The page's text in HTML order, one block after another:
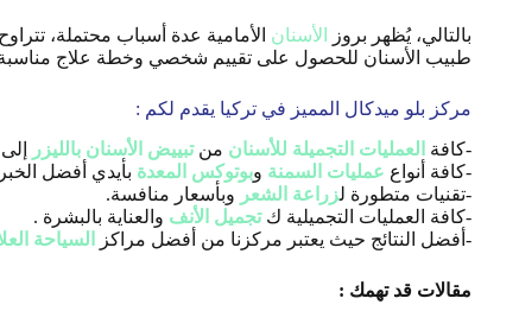
بالتالي، يُظهر بروز الأسنان الأمامية عدة أسباب محتملة،
طبيب الأسنان للحصول على تقييم شخصي وخطة علاج مناسبة.
مركز بلو ميدكال المميز في تركيا يقدم لكم :
-كافة العمليات التجميلة للأسنان منتبييض الأسنان بالليزر إلى
-كافة أنواع عمليات السمنة وبوتوكس المعدة بأيدي أفضل
-تقنيات متطورة لزراعة الشعر وبأسعار منافسة.
-كافة العمليات التجميلية ك تجميل الأنف والعناية بالبشرة .
-أفضل النتائج حيث يعتبر مركزنا من أفضل مراكز
السياحة
مقالات قد تهمك :